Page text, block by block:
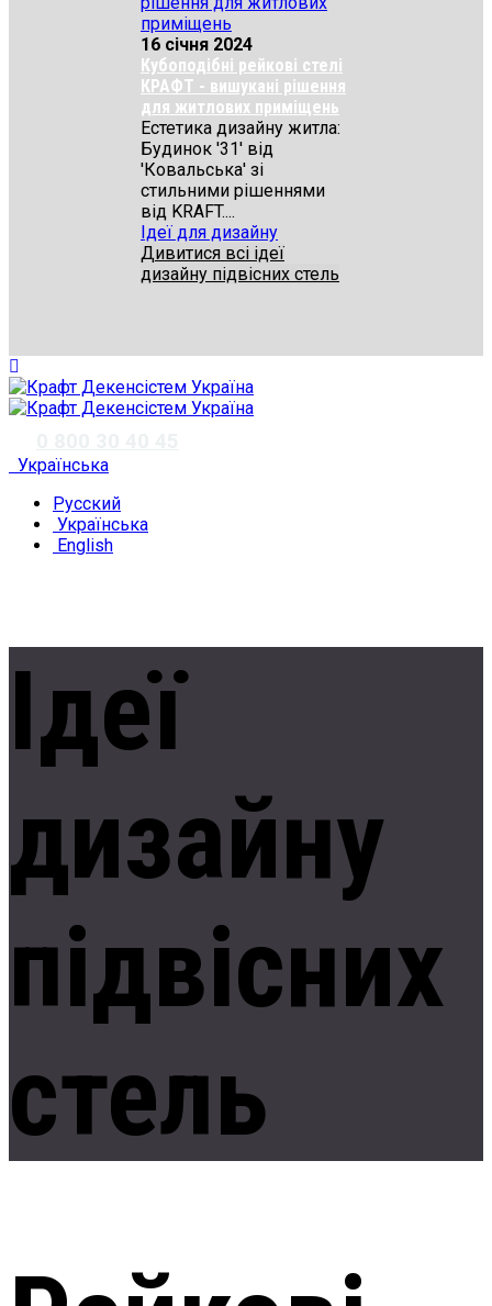
16 січня 2024
Кубоподібні рейкові стелі
КРАФТ - вишукані рішення
для житлових приміщень
Естетика дизайну житла:
Будинок '31' від
'Ковальська' зі
стильними рішеннями
від KRAFT....
Ідеї для дизайну
Дивитися всі ідеї
дизайну підвісних стель
Українська
Русский
Українська
English
Ідеї
дизайну
підвісних
стель